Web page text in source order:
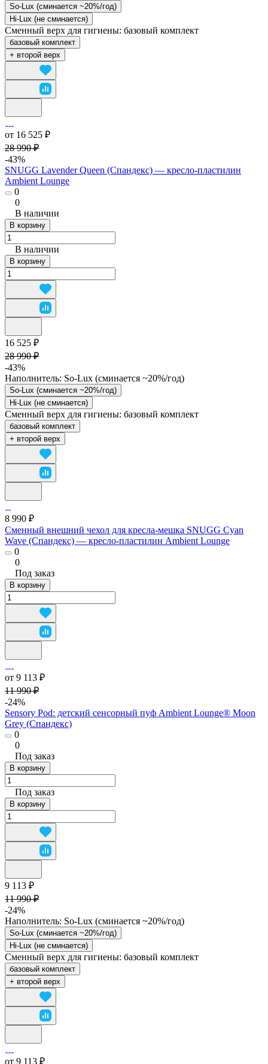
So-Lux (cминается ~20%/год)
Hi-Lux (не сминается)
Сменный верх для гигиены: базовый комплект
базовый комплект
+ второй верх
от 16 525 ₽
28 990 ₽
-43%
SNUGG Lavender Queen (Спандекс) — кресло-пластилин
Ambient Lounge
0
0
В наличии
В корзину
В наличии
В корзину
16 525 ₽
28 990 ₽
-43%
Наполнитель: So-Lux (cминается ~20%/год)
So-Lux (cминается ~20%/год)
Hi-Lux (не сминается)
Сменный верх для гигиены: базовый комплект
базовый комплект
+ второй верх
8 990 ₽
Сменный внешний чехол для кресла-мешка SNUGG Cyan
Wave (Спандекс) — кресло-пластилин Ambient Lounge
0
0
Под заказ
В корзину
от 9 113 ₽
11 990 ₽
-24%
Sensory Pod: детский сенсорный пуф Ambient Lounge® Moon
Grey (Спандекс)
0
0
Под заказ
В корзину
Под заказ
В корзину
9 113 ₽
11 990 ₽
-24%
Наполнитель: So-Lux (cминается ~20%/год)
So-Lux (cминается ~20%/год)
Hi-Lux (не сминается)
Сменный верх для гигиены: базовый комплект
базовый комплект
+ второй верх
от 9 113 ₽